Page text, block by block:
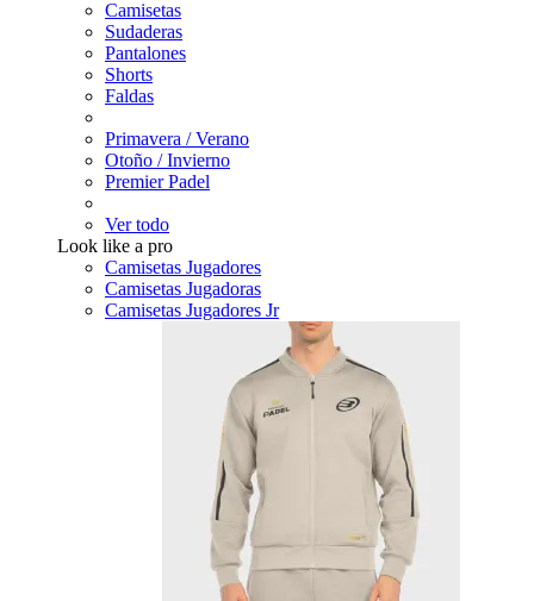
Camisetas
Sudaderas
Pantalones
Shorts
Faldas
Primavera / Verano
Otoño / Invierno
Premier Padel
Ver todo
Look like a pro
Camisetas Jugadores
Camisetas Jugadoras
Camisetas Jugadores Jr